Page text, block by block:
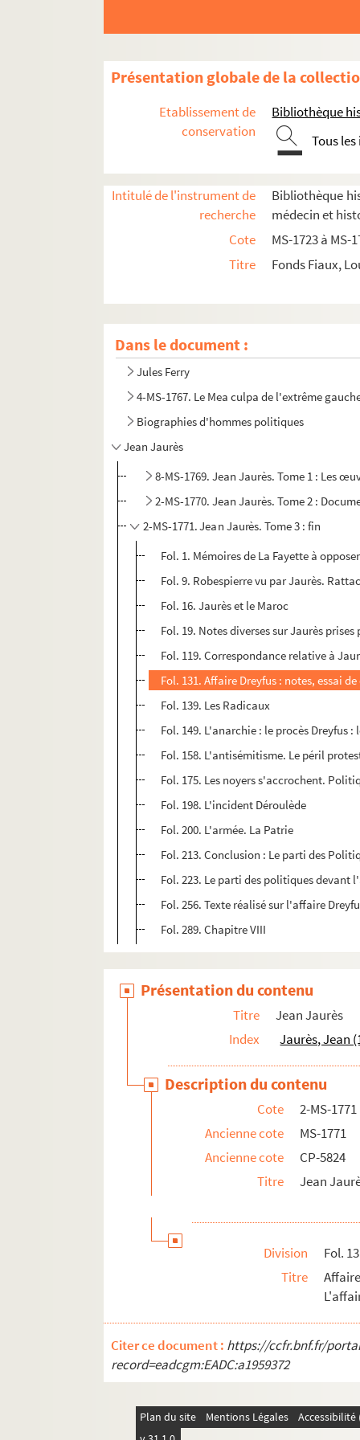
Présentation globale de la
Etablissement de
conservation
Bibliothèque
Tous
Intitulé de l'instrument de
recherche
Bibliothèque
médecin et
Cote
MS-1723 à MS-
Titre
Fonds Fiaux,
Dans le document :
Auteurs du XVIIIe siècle
8-MS-1738. Notes sur la Corse
8-MS-1739. Notes pour
8-MS-1740. Babeuf
Papiers sur la Révolution française
Histoire de la Commune de 1871
4-MS-1763. Souvenirs sur le XIXe siècle et
Jules Ferry
4-MS-1767. Le Mea culpa de l'extrême
Biographies d'hommes politiques
Jean Jaurès
8-MS-1769. Jean Jaurès. Tome 1 : Les
2-MS-1770. Jean Jaurès. Tome 2 :
2-MS-1771. Jean Jaurès. Tome 3 : fin
Fol. 1. Mémoires de La Fayette à
Fol. 9. Robespierre vu par Jaurès.
Fol. 16. Jaurès et le Maroc
Fol. 19. Notes diverses sur Jaurès
Fol. 119. Correspondance relative à
Fol. 131. Affaire Dreyfus : notes, essai
Fol. 139. Les Radicaux
Fol. 149. L'anarchie : le procès Dreyfus :
Fol. 158. L'antisémitisme. Le péril
Fol. 175. Les noyers s'accrochent.
Fol. 198. L'incident Déroulède
Fol. 200. L'armée. La Patrie
Fol. 213. Conclusion : Le parti des
Fol. 223. Le parti des politiques
Fol. 256. Texte réalisé sur l'affaire
Fol. 289. Chapitre VIII
Présentation du contenu
Titre
Jean Jaurès
Index
Jaurès, Jean
Description du contenu
Cote
2-MS-1771
Ancienne cote
MS-1771
Ancienne cote
CP-5824
Titre
Jean
Division
Fol.
Titre
Citer ce document : https://ccfr.bnf.fr/
record=eadcgm:EADC:a1959372
Plan du site Mentions Légales